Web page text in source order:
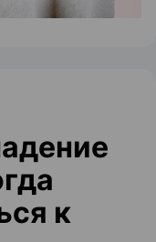
к